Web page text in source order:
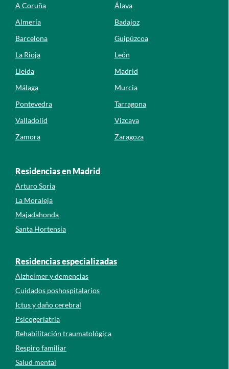
A Coruña
Álava
Almería
Badajoz
Barcelona
Guipúzcoa
La Rioja
León
Lleida
Madrid
Málaga
Murcia
Pontevedra
Tarragona
Valladolid
Vizcaya
Zamora
Zaragoza
Residencias en Madrid
Arturo Soria
La Moraleja
Majadahonda
Santa Hortensia
Residencias especializadas
Alzheimer y demencias
Cuidados poshospitalarios
Ictus y daño cerebral
Psicogeriatría
Rehabilitación traumatológica
Respiro familiar
Salud mental